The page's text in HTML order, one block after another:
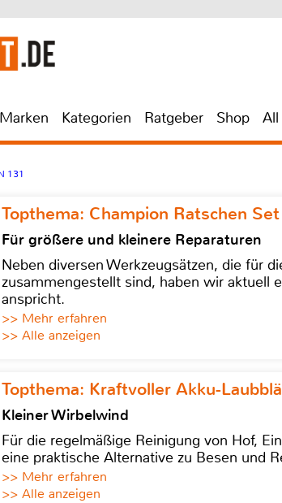
Marken Kategorien Ratgeber Shop All
131
Topthema: Champion Ratschen Set
Für größere und kleinere Reparaturen
Neben diversen Werkzeugsätzen, die für
zusammengestellt sind, haben wir aktuell
anspricht.
>> Mehr erfahren
>> Alle anzeigen
Topthema: Kraftvoller Akku-
Kleiner Wirbelwind
Für die regelmäßige Reinigung von Hof,
eine praktische Alternative zu Besen und
>> Mehr erfahren
>> Alle anzeigen